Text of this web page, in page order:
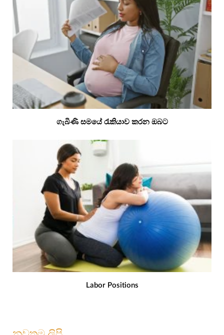
ගැබිණි සමයේ රැකියාව කරන ඔබට
Labor Positions